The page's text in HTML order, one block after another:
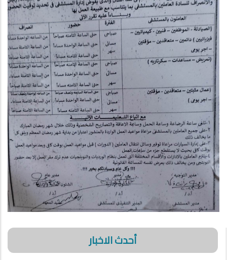
أحدث الاخبار